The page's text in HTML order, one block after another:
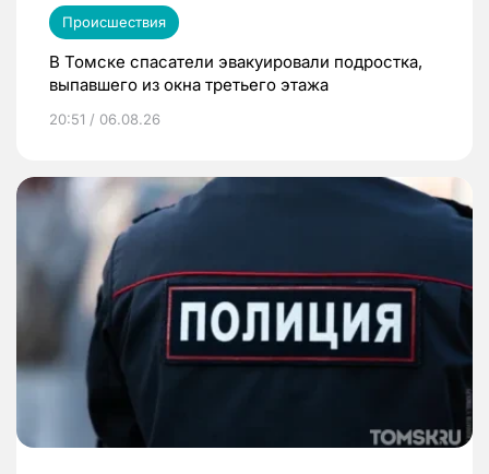
Происшествия
В Томске спасатели эвакуировали подростка,
выпавшего из окна третьего этажа
20:51 / 06.08.26